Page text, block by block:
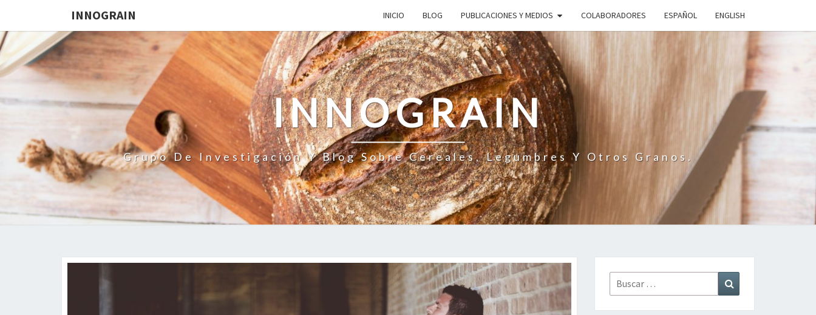
INNOGRAIN INICIO BLOG PUBLICACIONES Y MEDIOS COLABORADORES ESPAÑOL ENGLISH
INNOGRAIN
Grupo De Investigación Y Blog Sobre Cereales, Legumbres Y Otros Granos.
Buscar
por: